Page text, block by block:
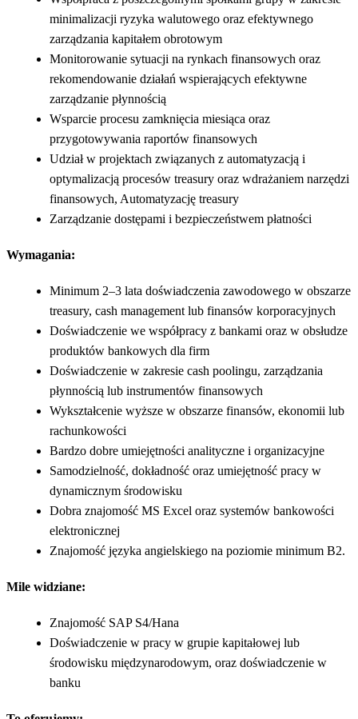
minimalizacji ryzyka walutowego oraz efektywnego
zarządzania kapitałem obrotowym
Monitorowanie sytuacji na rynkach finansowych oraz
rekomendowanie działań wspierających efektywne
zarządzanie płynnością
Wsparcie procesu zamknięcia miesiąca oraz
przygotowywania raportów finansowych
Udział w projektach związanych z automatyzacją i
optymalizacją procesów treasury oraz wdrażaniem narzędzi
finansowych, Automatyzację treasury
Zarządzanie dostępami i bezpieczeństwem płatności
Wymagania:
Minimum 2–3 lata doświadczenia zawodowego w obszarze
treasury, cash management lub finansów korporacyjnych
Doświadczenie we współpracy z bankami oraz w obsłudze
produktów bankowych dla firm
Doświadczenie w zakresie cash poolingu, zarządzania
płynnością lub instrumentów finansowych
Wykształcenie wyższe w obszarze finansów, ekonomii lub
rachunkowości
Bardzo dobre umiejętności analityczne i organizacyjne
Samodzielność, dokładność oraz umiejętność pracy w
dynamicznym środowisku
Dobra znajomość MS Excel oraz systemów bankowości
elektronicznej
Znajomość języka angielskiego na poziomie minimum B2.
Mile widziane:
Znajomość SAP S4/Hana
Doświadczenie w pracy w grupie kapitałowej lub
środowisku międzynarodowym, oraz doświadczenie w
banku